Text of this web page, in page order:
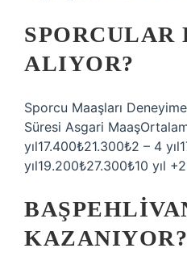
SPORCULAR
ALIYOR?
Sporcu Maaşları
Süresi Asgari
yıl17.400₺21.300₺2 – 4
yıl19.200₺27.300₺10 yıl
KAZANIYOR?